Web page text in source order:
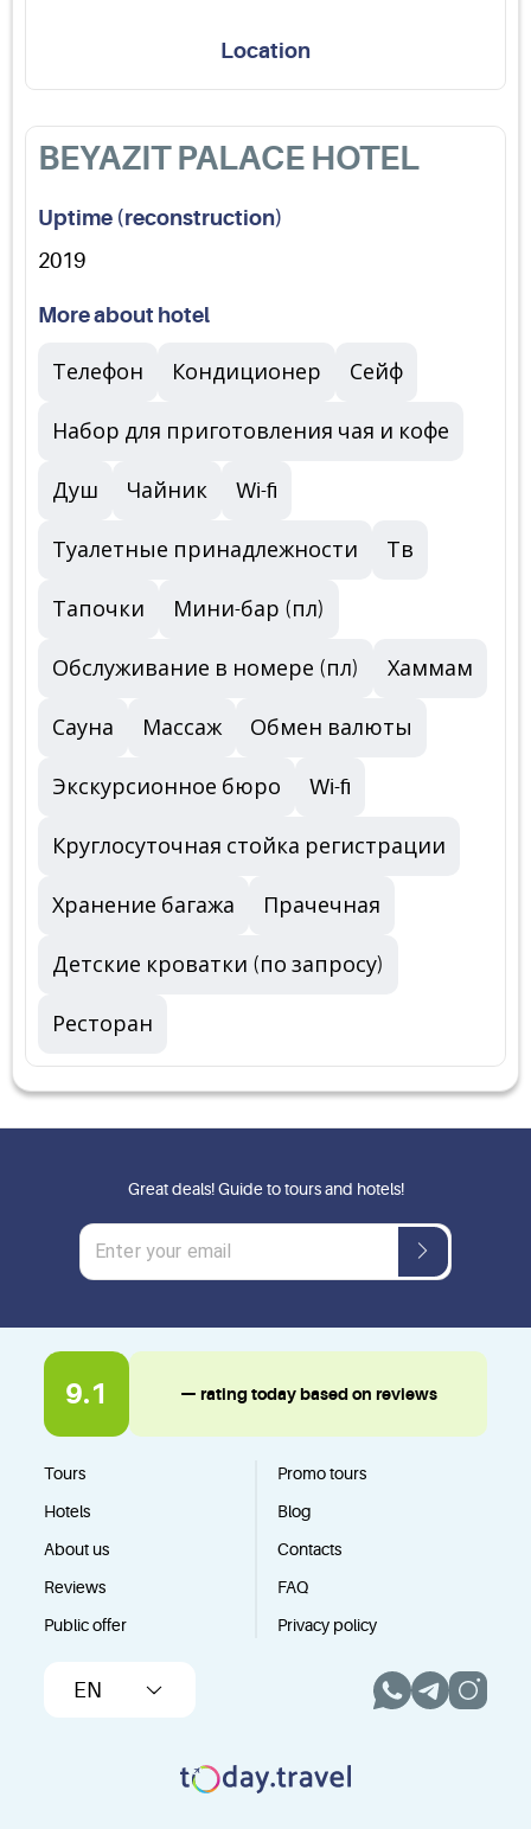
Location
BEYAZIT PALACE HOTEL
Uptime (reconstruction)
2019
More about hotel
Телефон Кондиционер Сейф
Набор для приготовления чая и кофе
Душ Чайник Wi-fi
Туалетные принадлежности Тв
Тапочки Мини-бар (пл)
Обслуживание в номере (пл) Хаммам
Сауна Массаж Обмен валюты
Экскурсионное бюро Wi-fi
Круглосуточная стойка регистрации
Хранение багажа Прачечная
Детские кроватки (по запросу)
Ресторан
9.1 — rating today based on reviews
Tours
Promo tours
Hotels
Blog
About us
Contacts
Reviews
FAQ
Public offer
Privacy policy
EN
Great deals! Guide to tours and hotels!